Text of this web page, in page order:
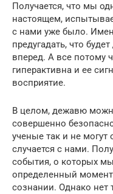
Получается, что мы
настоящем,
с нами уже было.
предугадать, что
вперед. А все потому
гиперактивна и ее
восприятие.
В целом, дежавю
совершенно
ученые так и не могут
случается с нами.
события, о которых
определенный
сознании. Однако нет